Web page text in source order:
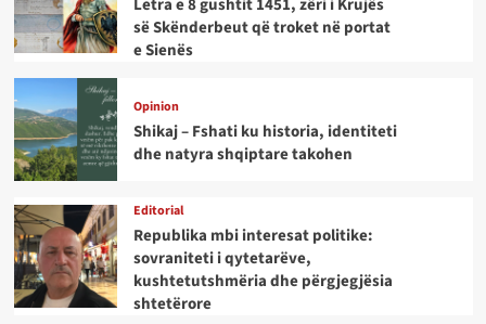
Letra e 8 gushtit 1451, zëri i Krujës
së Skënderbeut që troket në portat
e Sienës
Opinion
Shikaj – Fshati ku historia, identiteti
dhe natyra shqiptare takohen
Editorial
Republika mbi interesat politike:
sovraniteti i qytetarëve,
kushtetutshmëria dhe përgjegjësia
shtetërore